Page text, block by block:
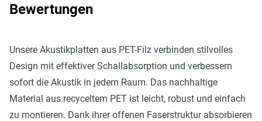
Bewertungen
Unsere Akustikplatten aus PET-Filz verbinden stilvolles
Design mit effektiver Schallabsorption und verbessern
sofort die Akustik in jedem Raum. Das nachhaltige
Material aus recyceltem PET ist leicht, robust und einfach
zu montieren. Dank ihrer offenen Faserstruktur absorbieren